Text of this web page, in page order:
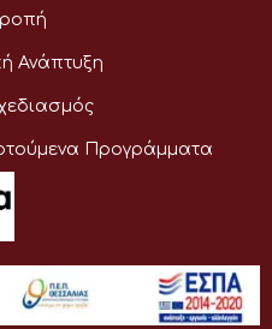
Ανάπτυξη
Προγράμματα